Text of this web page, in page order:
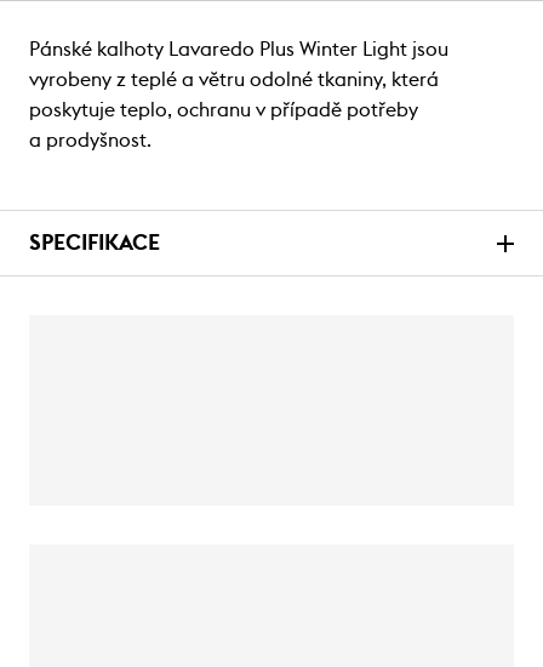
Pánské kalhoty Lavaredo Plus Winter Light jsou
vyrobeny z teplé a větru odolné tkaniny, která
poskytuje teplo, ochranu v případě potřeby
a prodyšnost.
SPECIFIKACE